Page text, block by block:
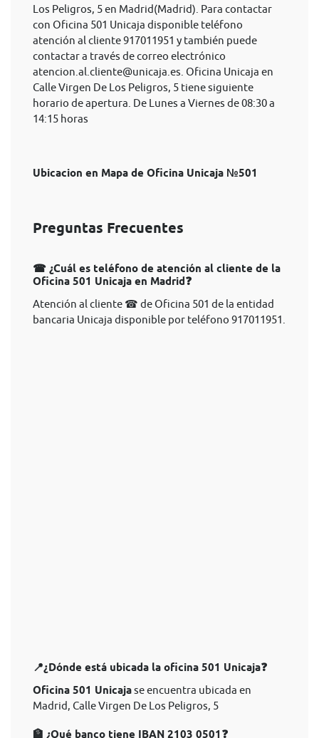
Los Peligros, 5 en Madrid(Madrid). Para contactar
con Oficina 501 Unicaja disponible teléfono
atención al cliente 917011951 y también puede
contactar a través de correo electrónico
atencion.al.cliente@unicaja.es . Oficina Unicaja en
Calle Virgen De Los Peligros, 5 tiene siguiente
horario de apertura. De Lunes a Viernes de 08:30 a
14:15 horas
Ubicacion en Mapa de Oficina Unicaja №501
Preguntas Frecuentes
☎ ¿Cuál es teléfono de atención al cliente de la
Oficina 501 Unicaja en Madrid❓
Atención al cliente ☎ de Oficina 501 de la entidad
bancaria Unicaja disponible por teléfono 917011951.
📍¿Dónde está ubicada la oficina 501 Unicaja❓
Oficina 501 Unicajase encuentra ubicada en
Madrid, Calle Virgen De Los Peligros, 5
🏦 ¿Qué banco tiene IBAN 2103 0501❓